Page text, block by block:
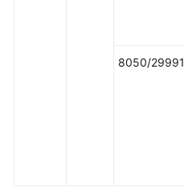
8050/29991